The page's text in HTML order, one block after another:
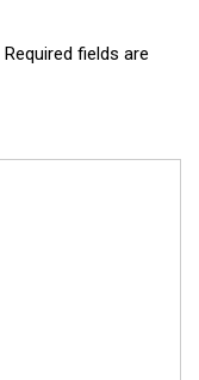
Required fields are